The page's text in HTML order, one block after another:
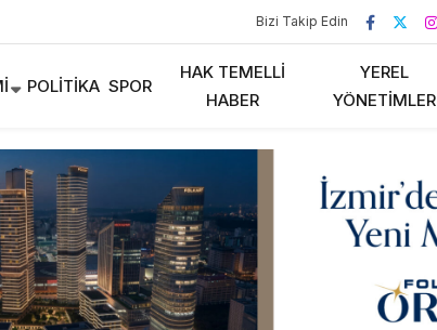
Bizi Takip Edin
POLITIKA SPOR
HAK TEMELLI
HABER
YEREL
YÖNETIMLER